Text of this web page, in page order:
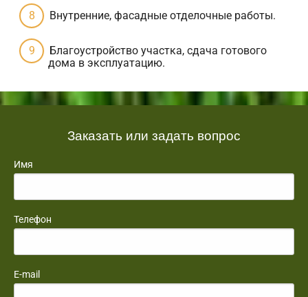
Внутренние, фасадные отделочные работы.
Благоустройство участка, сдача готового
дома в эксплуатацию.
Заказать или задать вопрос
Имя
Телефон
E-mail